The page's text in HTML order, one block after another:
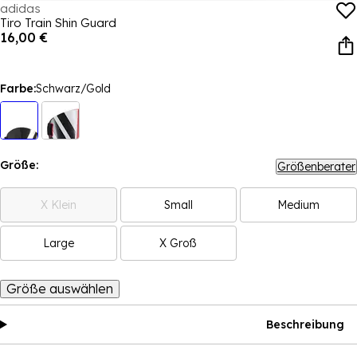
adidas
Tiro Train Shin Guard
16,00 €
Farbe:Schwarz/Gold
Größe: Größenberater
X Klein Small Medium
Large X Groß
Größe auswählen
Beschreibung